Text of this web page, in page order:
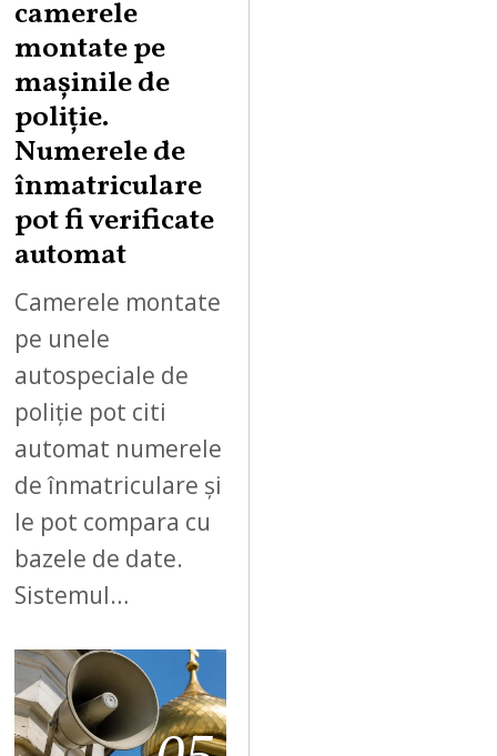
camerele
montate pe
mașinile de
poliție.
Numerele de
înmatriculare
pot fi verificate
automat
Camerele montate
pe unele
autospeciale de
poliție pot citi
automat numerele
de înmatriculare și
le pot compara cu
bazele de date.
Sistemul…